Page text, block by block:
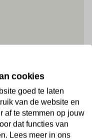
cookies
goed te laten
van de website en
af te stemmen op jouw
dat functies van
Lees meer in ons